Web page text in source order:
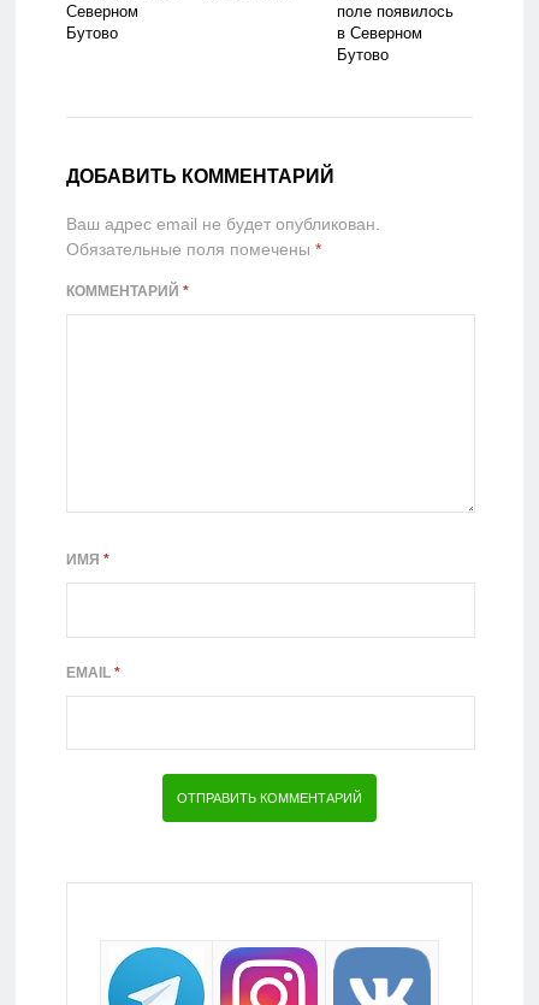
Северном
Бутово
поле появилось
в Северном
Бутово
ДОБАВИТЬ КОММЕНТАРИЙ
Ваш адрес email не будет опубликован.
Обязательные поля помечены *
КОММЕНТАРИЙ *
ИМЯ *
EMAIL *